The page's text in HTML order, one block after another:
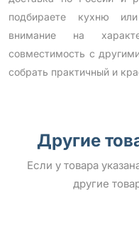
подбираете кухню
внимание на
совместимость с
собрать практичный и
Другие
Если у товара
другие